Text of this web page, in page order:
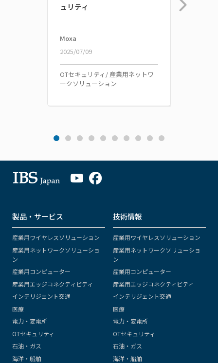
ュリティ
Moxa
2025/07/09
OTセキュリティ/ 産業用ネットワ
ークソリューション
製品・サービス
産業用ワイヤレスソリューション
産業用ネットワークソリューショ
ン
産業用コンピューター
産業用エッジコネクティビティ
インテリジェント交通
医療
電力・変電所
OTセキュリティ
石油・ガス
海洋・船舶
技術情報
産業用ワイヤレスソリューション
産業用ネットワークソリューショ
ン
産業用コンピューター
産業用エッジコネクティビティ
インテリジェント交通
医療
電力・変電所
OTセキュリティ
石油・ガス
海洋・船舶